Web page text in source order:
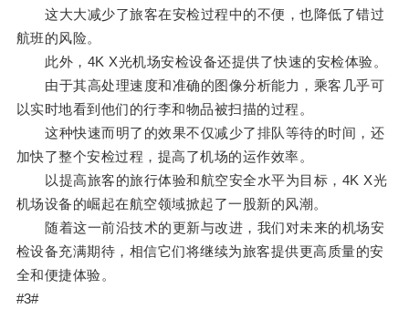
这大大减少了旅客在安检过程中的不便，也降低了错过
航班的风险。
此外，4K X光机场安检设备还提供了快速的安检体验。
由于其高处理速度和准确的图像分析能力，乘客几乎可
以实时地看到他们的行李和物品被扫描的过程。
这种快速而明了的效果不仅减少了排队等待的时间，还
加快了整个安检过程，提高了机场的运作效率。
以提高旅客的旅行体验和航空安全水平为目标，4K X光
机场设备的崛起在航空领域掀起了一股新的风潮。
随着这一前沿技术的更新与改进，我们对未来的机场安
检设备充满期待，相信它们将继续为旅客提供更高质量的安
全和便捷体验。
#3#